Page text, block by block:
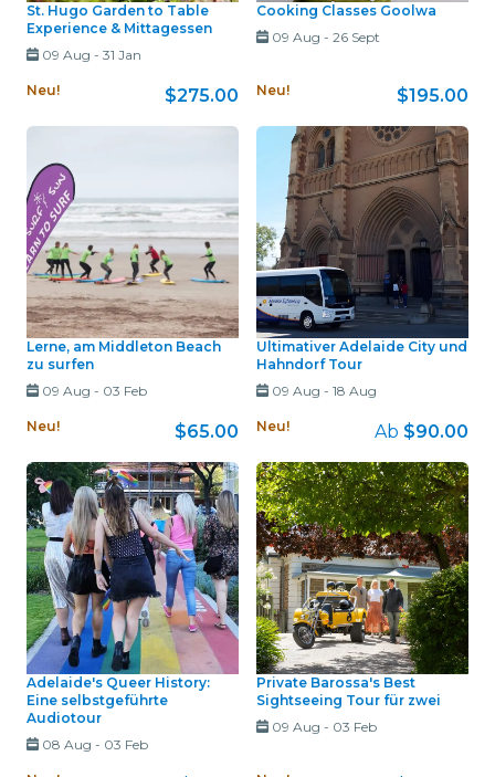
St. Hugo Garden to Table
Experience & Mittagessen
09 Aug - 31 Jan
Neu! $275.00
Cooking Classes Goolwa
09 Aug - 26 Sept
Neu! $195.00
Lerne, am Middleton Beach
zu surfen
09 Aug - 03 Feb
Neu! $65.00
Ultimativer Adelaide City und
Hahndorf Tour
09 Aug - 18 Aug
Neu! Ab $90.00
Adelaide's Queer History:
Eine selbstgeführte
Audiotour
08 Aug - 03 Feb
Private Barossa's Best
Sightseeing Tour für zwei
09 Aug - 03 Feb